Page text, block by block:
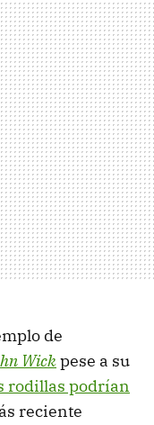
de
Wickpese a su
rodillas podrían
reciente